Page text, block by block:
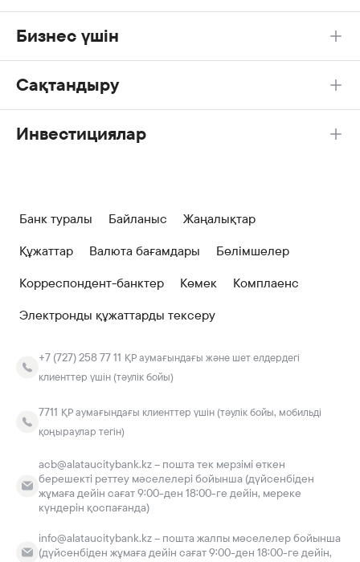
Бизнес үшін
Сақтандыру
Инвестициялар
Банк туралы Байланыс
Жаңалықтар
Құжаттар
Валюта бағамдары
Бөлімшелер
Корреспондент-банктер
Көмек
Комплаенс
Электронды құжаттарды тексеру
+7 (727) 258 77 11 ҚР аумағындағы және шет елдердегі
клиенттер үшін (тәулік бойы)
7711 ҚР аумағындағы клиенттер үшін (тәулік бойы, мобильді
қоңыраулар тегін)
acb@alataucitybank.kz – пошта тек мерзімі өткен
берешекті реттеу мәселелері бойынша (дүйсенбіден
жұмаға дейін сағат 9:00-ден 18:00-ге дейін, мереке
күндерін қоспағанда)
info@alataucitybank.kz – пошта жалпы мәселелер бойынша
(дүйсенбіден жұмаға дейін сағат 9:00-ден 18:00-ге дейін,